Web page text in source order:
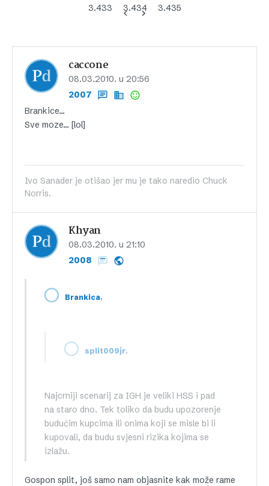
3.433
3.434 3.435
caccone
08.03.2010. u 20:56
2007
Brankice…
Sve moze… [lol]
Ivo Sanader je otišao jer mu je tako naredio Chuck
Norris.
Khyan
08.03.2010. u 21:10
2008
Brankica,
split009jr,
Najcrniji scenarij za IGH je veliki HSS i pad
na staro dno. Tek toliko da budu upozorenje
budućim kupcima ili onima koji se misle bi li
kupovali, da budu svjesni rizika kojima se
izlažu.
Gospon split, još samo nam objasnite kak može rame